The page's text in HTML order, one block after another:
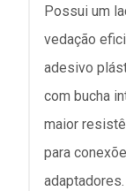
Possui um
vedação
adesivo
com bucha
maior
para
adaptadores.